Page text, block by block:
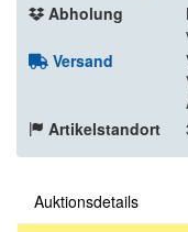
Abholung
Versand
Artikelstandort
Auktionsdetails